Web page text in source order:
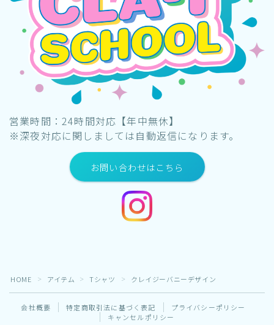
営業時間：24時間対応【年中無休】
※深夜対応に関しましては自動返信になります。
お問い合わせはこちら
HOME ＞ アイテム ＞ Tシャツ ＞ クレイジーバニーデザイン
会社概要 特定商取引法に基づく表記
プライバシーポリシー
キャンセルポリシー